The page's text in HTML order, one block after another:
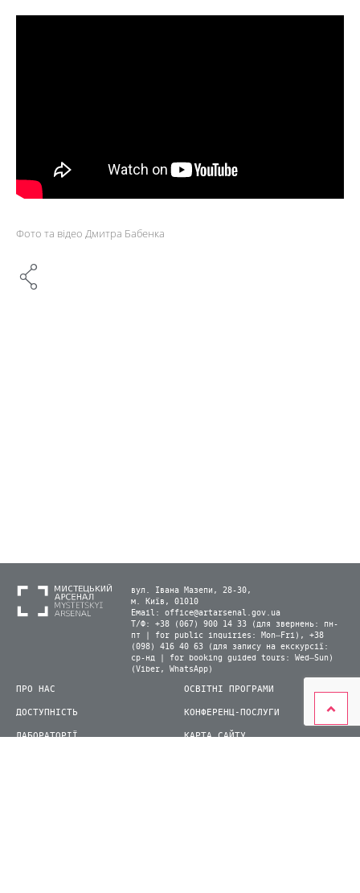
Фото та відео Дмитра Бабенка
вул. Івана Мазепи, 28-30,
м. Київ, 01010
Email: office@artarsenal.gov.ua
Т/Ф: +38 (067) 900 14 33 (для звернень: пн-
пт | for public inquiries: Mon–Fri), +38
(098) 416 40 63 (для запису на екскурсії:
ср-нд | for booking guided tours: Wed–Sun)
(Viber, WhatsApp)
ПРО НАС
ДОСТУПНІСТЬ
ЛАБОРАТОРІЇ
ОСВІТНІ ПРОГРАМИ
КОНФЕРЕНЦ-ПОСЛУГИ
КАРТА САЙТУ